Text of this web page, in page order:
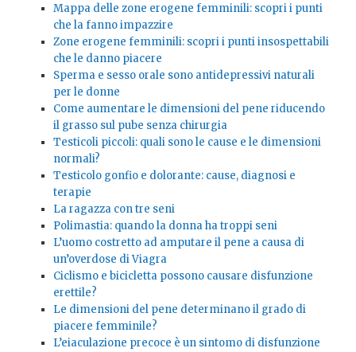
Mappa delle zone erogene femminili: scopri i punti
che la fanno impazzire
Zone erogene femminili: scopri i punti insospettabili
che le danno piacere
Sperma e sesso orale sono antidepressivi naturali
per le donne
Come aumentare le dimensioni del pene riducendo
il grasso sul pube senza chirurgia
Testicoli piccoli: quali sono le cause e le dimensioni
normali?
Testicolo gonfio e dolorante: cause, diagnosi e
terapie
La ragazza con tre seni
Polimastia: quando la donna ha troppi seni
L’uomo costretto ad amputare il pene a causa di
un’overdose di Viagra
Ciclismo e bicicletta possono causare disfunzione
erettile?
Le dimensioni del pene determinano il grado di
piacere femminile?
L’eiaculazione precoce è un sintomo di disfunzione